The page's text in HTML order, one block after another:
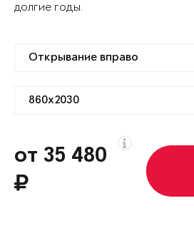
долгие годы.
от 35 480